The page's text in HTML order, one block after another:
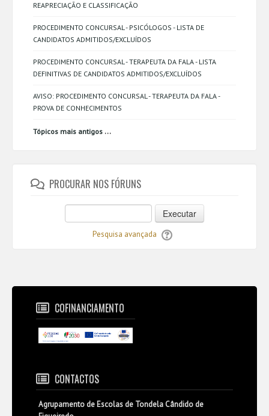
REAPRECIAÇÃO E CLASSIFICAÇÃO
PROCEDIMENTO CONCURSAL - PSICÓLOGOS - LISTA DE
CANDIDATOS ADMITIDOS/EXCLUÍDOS
PROCEDIMENTO CONCURSAL - TERAPEUTA DA FALA - LISTA
DEFINITIVAS DE CANDIDATOS ADMITIDOS/EXCLUÍDOS
AVISO: PROCEDIMENTO CONCURSAL - TERAPEUTA DA FALA -
PROVA DE CONHECIMENTOS
Tópicos mais antigos ...
PROCURAR NOS FÓRUNS
Executar
Pesquisa avançada
COFINANCIAMENTO
CONTACTOS
Agrupamento de Escolas de Tondela Cândido de